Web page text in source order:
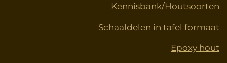
Kennisbank/Houtsoorten
Schaaldelen in tafel formaat
Epoxy hout